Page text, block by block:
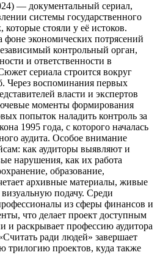
— документальный сериал,
системы государственного
стояли у её истоков.
фоне экономических потрясений
контрольный орган,
и ответственности в
сериала строится вокруг
Через воспоминания первых
власти и экспертов
моменты формирования
попыток наладить контроль за
1995 года, с которого началась
аудита. Особое внимание
как аудиторы выявляют и
нарушения, как их работа
образование,
архивные материалы, живые
подачу. Среди
из сферы финансов и
что делает проект доступным
и раскрывает профессию аудитора
ради людей» завершает
трилогию проектов, куда также